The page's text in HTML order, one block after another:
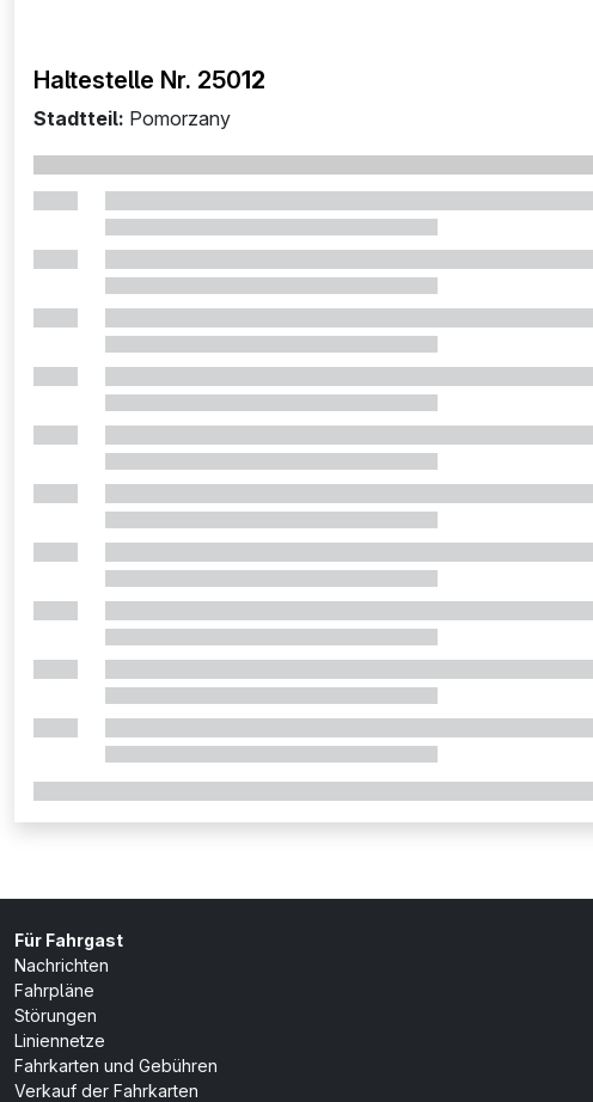
Haltestelle Nr. 25012
Stadtteil: Pomorzany
Für Fahrgast
Nachrichten
Fahrpläne
Störungen
Liniennetze
Fahrkarten und Gebühren
Verkauf der Fahrkarten